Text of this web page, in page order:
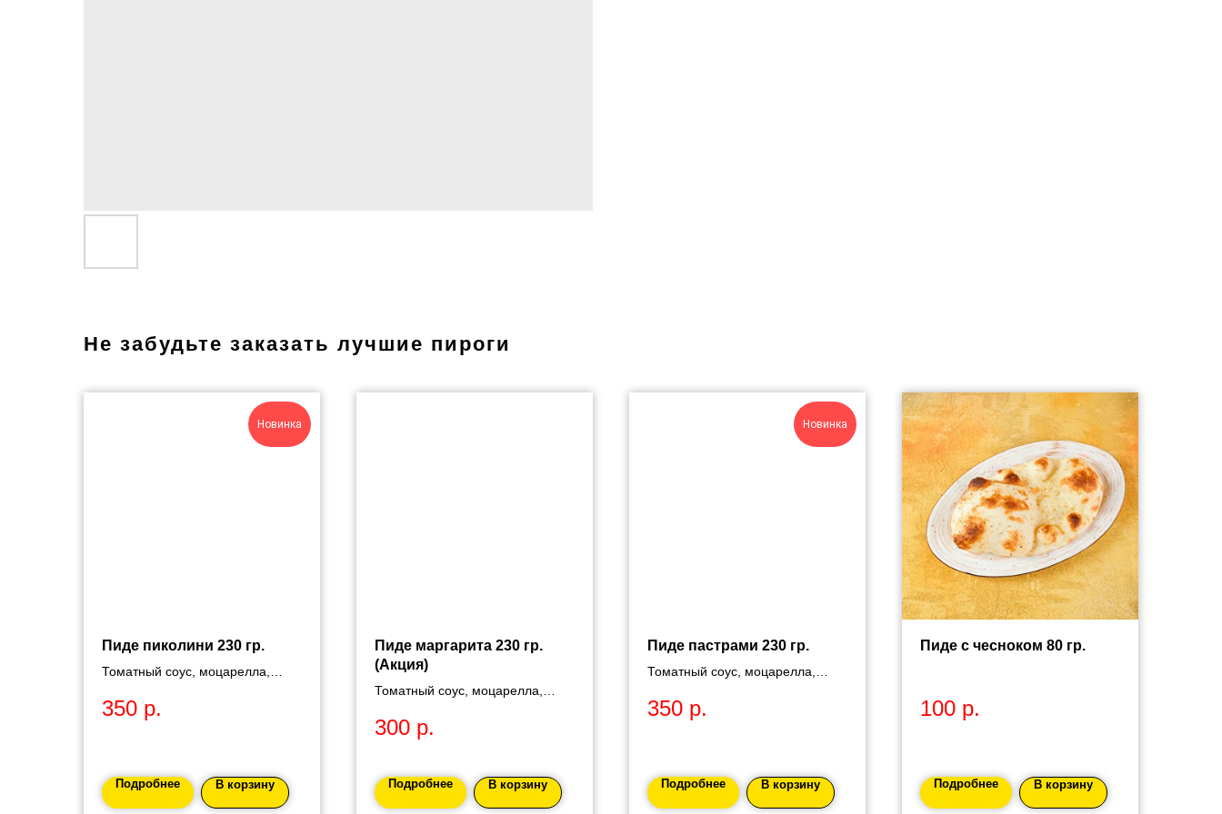
Не забудьте заказать лучшие пироги
Новинка
Пиде пиколини 230 гр.
Томатный соус, моцарелла,
пиколини.
350 р.
Подробнее В корзину
Пиде маргарита 230 гр.
(Акция)
Томатный соус, моцарелла,
300 р.
Подробнее В корзину
Новинка
Пиде пастрами 230 гр.
Томатный соус, моцарелла,
350 р.
Подробнее В корзину
Пиде с чесноком 80 гр.
100 р.
Подробнее В корзину